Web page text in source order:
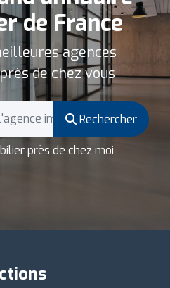
de France
agences
de chez vous
Rechercher
près de chez moi